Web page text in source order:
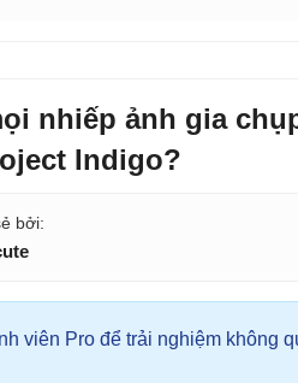
nhiếp ảnh gia
Indigo?
viên Pro để trải nghiệm không